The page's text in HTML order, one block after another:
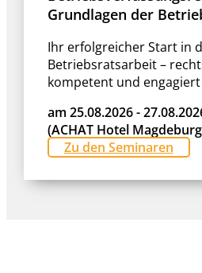
Grundlagen der
Ihr erfolgreicher Start in
Betriebsratsarbeit –
kompetent und engagiert
am 25.08.2026 -
(ACHAT Hotel
Zu den Seminaren